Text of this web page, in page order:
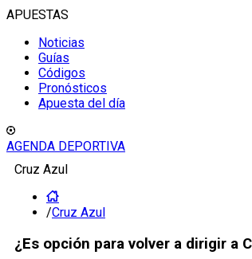
APUESTAS
Noticias
Guías
Códigos
Pronósticos
Apuesta del día
AGENDA DEPORTIVA
Cruz Azul
/Cruz Azul
¿Es opción para volver a dirigir a